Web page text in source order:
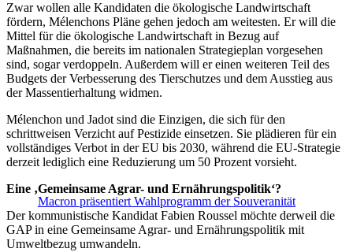
Zwar wollen alle Kandidaten die ökologische Landwirtschaft
fördern, Mélenchons Pläne gehen jedoch am weitesten. Er will die
Mittel für die ökologische Landwirtschaft in Bezug auf
Maßnahmen, die bereits im nationalen Strategieplan vorgesehen
sind, sogar verdoppeln. Außerdem will er einen weiteren Teil des
Budgets der Verbesserung des Tierschutzes und dem Ausstieg aus
der Massentierhaltung widmen.
Mélenchon und Jadot sind die Einzigen, die sich für den
schrittweisen Verzicht auf Pestizide einsetzen. Sie plädieren für ein
vollständiges Verbot in der EU bis 2030, während die EU-Strategie
derzeit lediglich eine Reduzierung um 50 Prozent vorsieht.
Macron präsentiert Wahlprogramm der Souveranität
Eine ‚Gemeinsame Agrar- und Ernährungspolitik‘?
Der kommunistische Kandidat Fabien Roussel möchte derweil die
GAP in eine Gemeinsame Agrar- und Ernährungspolitik mit
Umweltbezug umwandeln.